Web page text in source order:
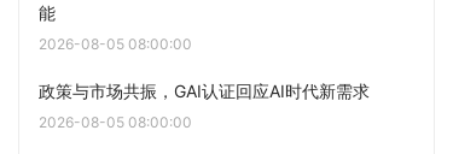
能
2026-08-05 08:00:00
政策与市场共振，GAI认证回应AI时代新需求
2026-08-05 08:00:00